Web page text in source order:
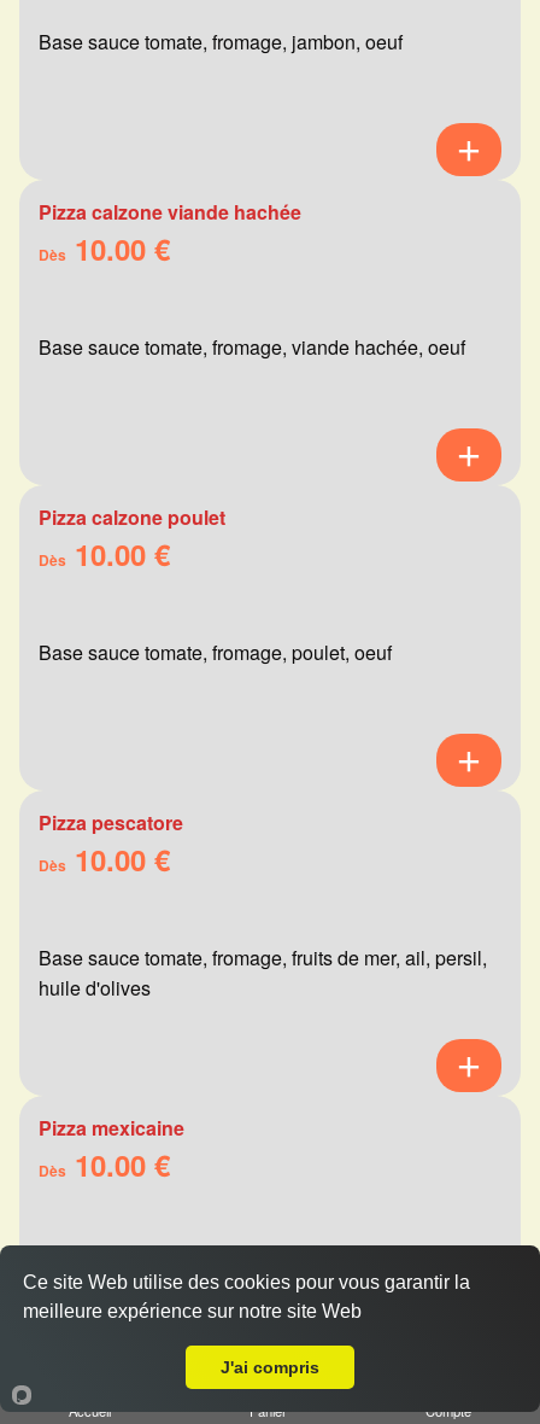
Base sauce tomate, fromage, jambon, oeuf
Pizza calzone viande hachée
Dès 10.00 €
Base sauce tomate, fromage, viande hachée, oeuf
Pizza calzone poulet
Dès 10.00 €
Base sauce tomate, fromage, poulet, oeuf
Pizza pescatore
Dès 10.00 €
Base sauce tomate, fromage, fruits de mer, ail, persil,
huile d'olives
Pizza mexicaine
Dès 10.00 €
merguez, champignons, poivrons
Accueil Panier Compte
Ce site Web utilise des cookies pour vous garantir la
meilleure expérience sur notre site Web
J'ai compris